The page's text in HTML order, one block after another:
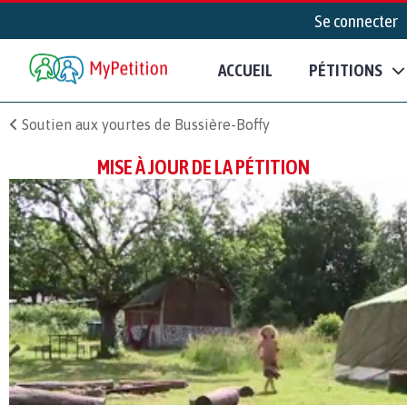
Se connecter
ACCUEIL PÉTITIONS
Soutien aux yourtes de Bussière-Boffy
MISE À JOUR DE LA PÉTITION